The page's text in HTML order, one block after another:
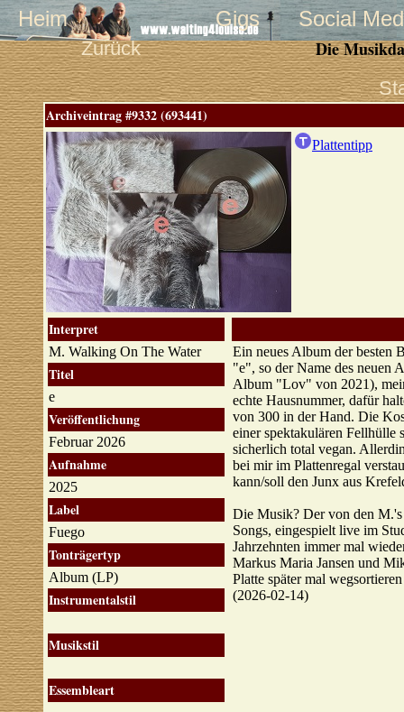
Heim Gigs Social
Zurück Die
Archiveintrag #9332 (693441)
Plattentipp
Interpret
M. Walking On The Water
Titel
e
Veröffentlichung
Februar 2026
Aufnahme
2025
Label
Fuego
Tonträgertyp
Album (LP)
Instrumentalstil
Musikstil
Essembleart
Ein neues Album der besten
"e", so der Name des neuen
Album "Lov" von 2021),
echte Hausnummer, dafür
von 300 in der Hand. Die
einer spektakulären Fellhülle
sicherlich total vegan.
bei mir im Plattenregal
kann/soll den Junx aus
Die Musik? Der von den
Songs, eingespielt live im
Jahrzehnten immer mal
Markus Maria Jansen und
Platte später mal
(2026-02-14)